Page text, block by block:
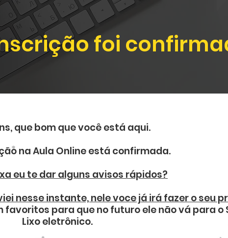
foi
que bom que você está aqui.
na Aula Online está confirmada.
eu te dar alguns avisos rápidos?
nesse instante, nele voce já irá fazer o seu
favoritos para que no futuro ele não vá para o
Lixo eletrônico.